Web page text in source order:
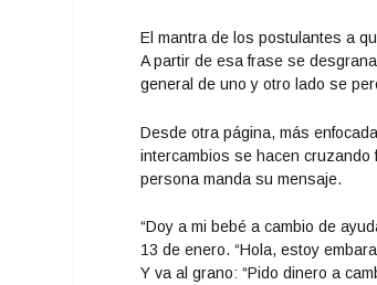
El mantra de los postulantes a
A partir de esa frase se
general de uno y otro lado se
Desde otra página, más
intercambios se hacen
persona manda su mensaje.
“Doy a mi bebé a cambio de
13 de enero. “Hola, estoy
Y va al grano: “Pido dinero a